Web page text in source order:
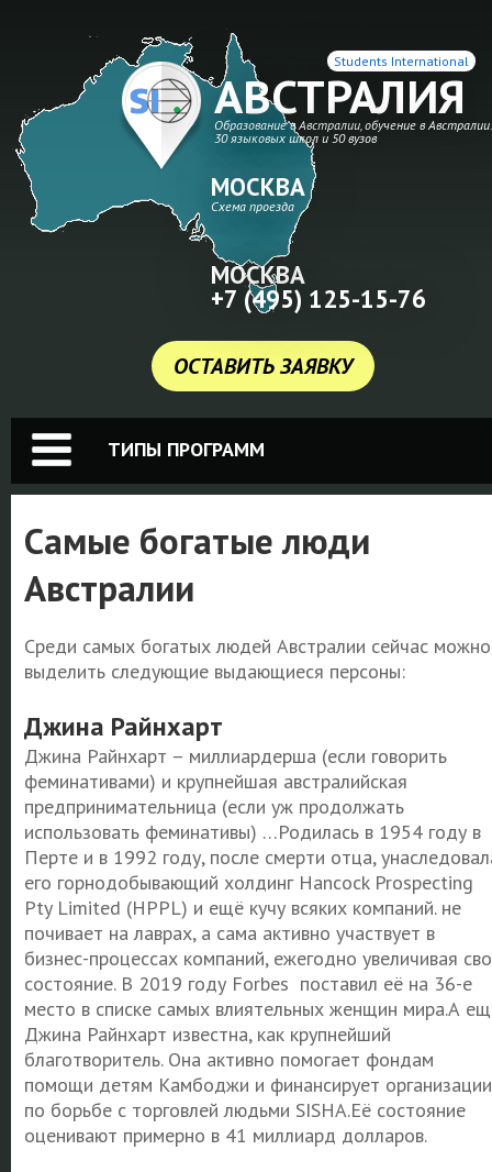
АВСТРАЛИЯ
Образование в Австралии, обучение в Австралии.
30 языковых школ и 50 вузов
Students International
ОСТАВИТЬ ЗАЯВКУ
МОСКВА
Схема проезда
МОСКВА
+7 (495) 125-15-76
ТИПЫ ПРОГРАММ
Самые богатые люди
Австралии
Среди самых богатых людей Австралии сейчас можно
выделить следующие выдающиеся персоны:
Джина Райнхарт
Джина Райнхарт – миллиардерша (если говорить
феминативами) и крупнейшая австралийская
предпринимательница (если уж продолжать
использовать феминативы) …Родилась в 1954 году в
Перте и в 1992 году, после смерти отца,
его горнодобывающий холдинг Hancock Prospecting
Pty Limited (HPPL) и ещё кучу всяких компаний. не
почивает на лаврах, а сама активно участвует в
бизнес-процессах компаний, ежегодно увеличивая
состояние. В 2019 году Forbes поставил её на 36-е
место в списке самых влиятельных женщин мира.А
Джина Райнхарт известна, как крупнейший
благотворитель. Она активно помогает фондам
помощи детям Камбоджи и финансирует организации
по борьбе с торговлей людьми SISHA.Её состояние
оценивают примерно в 41 миллиард долларов.